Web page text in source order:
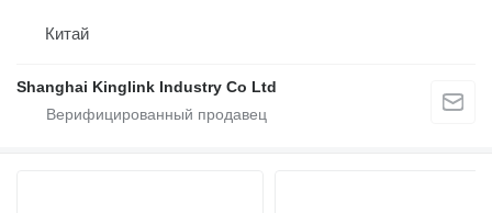
Китай
Shanghai Kinglink Industry Co Ltd